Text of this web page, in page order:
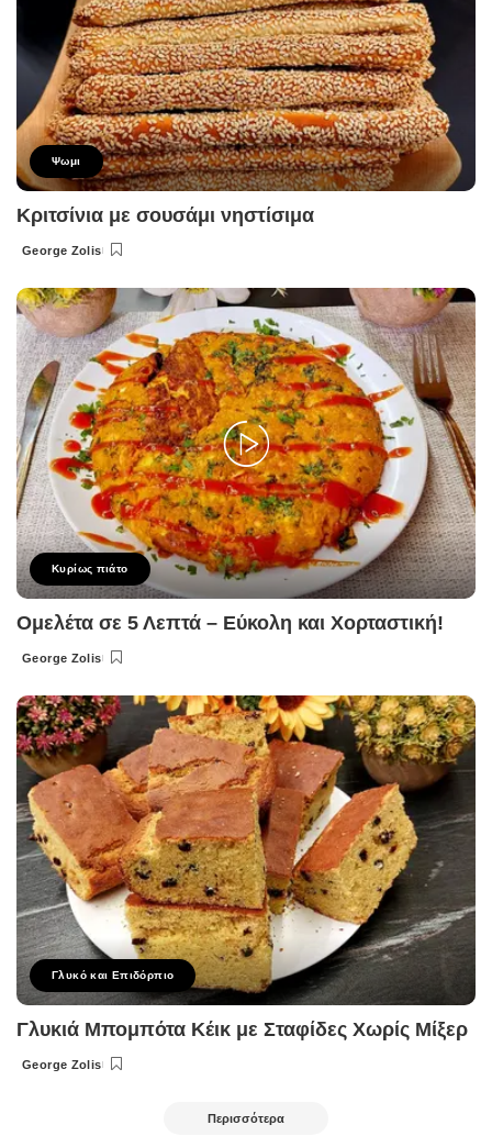
Ψωμι
Κριτσίνια με σουσάμι νηστίσιμα
Posted
George Zolis
Κυρίως πιάτο
Ομελέτα σε 5 Λεπτά – Εύκολη και Χορταστική!
Posted
George Zolis
Γλυκό και Επιδόρπιο
Γλυκιά Μπομπότα Κέικ με Σταφίδες Χωρίς Μίξερ
Posted
George Zolis
Περισσότερα